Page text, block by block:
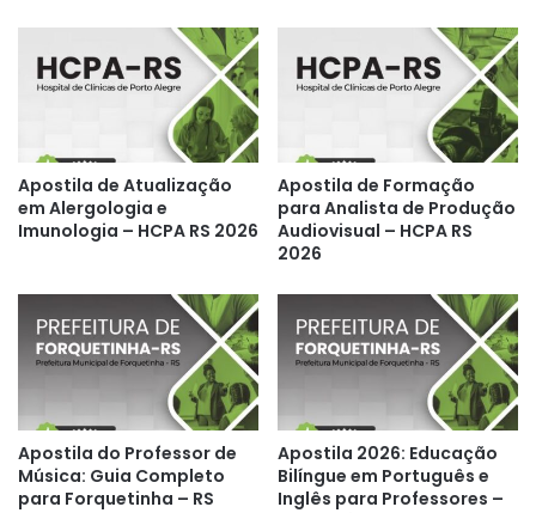
Apostila de Atualização
em Alergologia e
Imunologia – HCPA RS 2026
Apostila de Formação
para Analista de Produção
Audiovisual – HCPA RS
2026
Apostila do Professor de
Música: Guia Completo
para Forquetinha – RS
Apostila 2026: Educação
Bilíngue em Português e
Inglês para Professores –